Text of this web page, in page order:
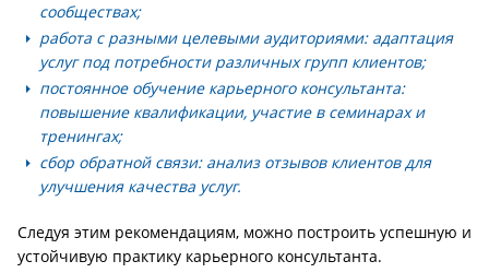
сообществах;
работа с разными целевыми аудиториями: адаптация
услуг под потребности различных групп клиентов;
постоянное обучение карьерного консультанта:
повышение квалификации, участие в семинарах и
тренингах;
сбор обратной связи: анализ отзывов клиентов для
улучшения качества услуг.
Следуя этим рекомендациям, можно построить успешную и
устойчивую практику карьерного консультанта.